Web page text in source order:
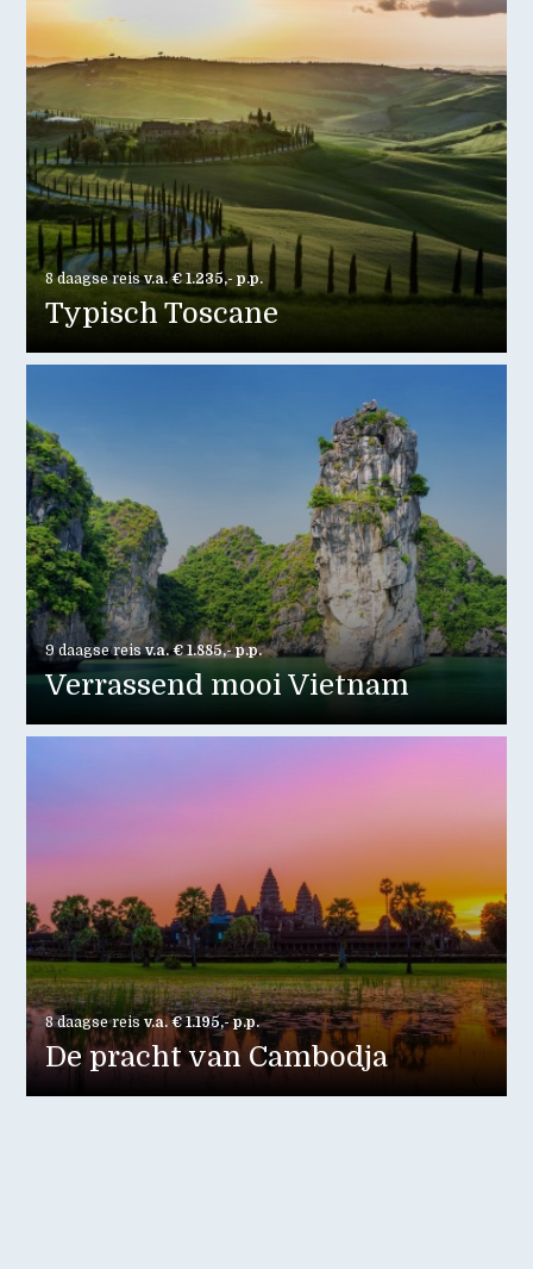
8 daagse reisv.a. € 1.235,- p.p.
Typisch Toscane
9 daagse reisv.a. € 1.885,- p.p.
Verrassend mooi Vietnam
8 daagse reisv.a. € 1.195,- p.p.
De pracht van Cambodja